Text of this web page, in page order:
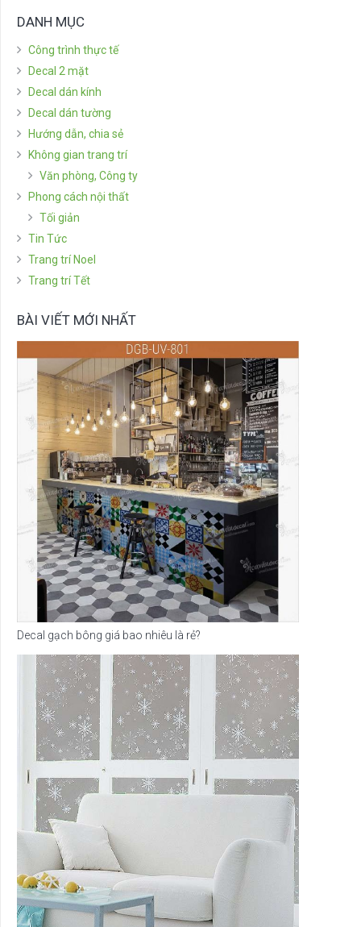
DANH MỤC
Công trình thực tế
Decal 2 mặt
Decal dán kính
Decal dán tường
Hướng dẫn, chia sẻ
Không gian trang trí
Văn phòng, Công ty
Phong cách nội thất
Tối giản
Tin Tức
Trang trí Noel
Trang trí Tết
BÀI VIẾT MỚI NHẤT
Decal gạch bông giá bao nhiêu là rẻ?